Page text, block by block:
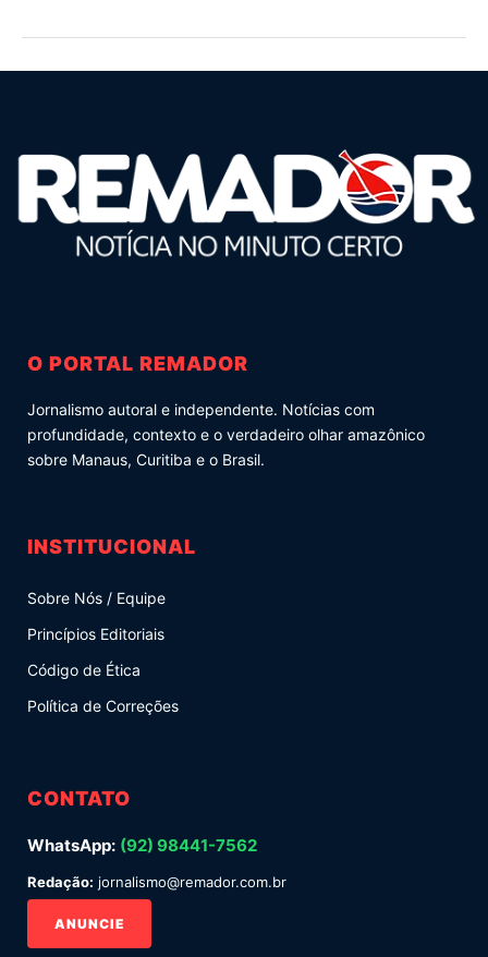
O PORTAL REMADOR
Jornalismo autoral e independente. Notícias com
profundidade, contexto e o verdadeiro olhar amazônico
sobre Manaus, Curitiba e o Brasil.
INSTITUCIONAL
Sobre Nós / Equipe
Princípios Editoriais
Código de Ética
Política de Correções
CONTATO
WhatsApp: (92) 98441-7562
Redação: jornalismo@remador.com.br
ANUNCIE